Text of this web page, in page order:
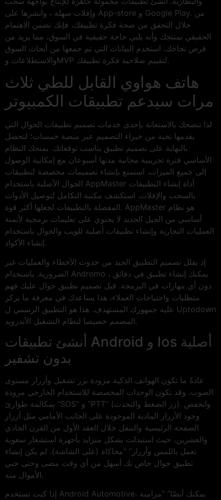
وإفلات سهلة ، وانشرها على App-store و Google Play. من
خلال التحقق من صحة فكرة تطبيقك، فإنك تضمن الاهتمام
الحقيقي بمنتجك وأنه يلبي حاجة حقيقية في السوق، مما يزيد من
فرص نجاحك. استخدم البيانات التي تم جمعها من أبحاث السوق
والاستطلاعات وMVP لتقييم صلاحية فكرة تطبيقك.
هاتف هواوي القابل للطي ثلاث
مرات سيدعم تطبيقات الكمبيوتر
لذا ننصحك بالاستعانة بإحدى خدمات تصميم تطبيقات الجوال التي
يقدمها نخبة من خبراء التصميم عبر منصة خمسات؛ لتحصل
بالنهاية على تصميم تطبيق يناسب توقعاتك. يمنحك النظام
الأساسي فترة تجريبية مجانية مدتها أسبوعان مع إمكانية الوصول
إلى جميع الميزات. استمتع بإنشاء تصميمات مخصصة لتطبيقات
الجوال الأصلية باستخدام AppMaster أداة إنشاء التطبيقات
بالسحب والإفلات. استكشف مكتبة التكامل لتوصيل الأدوات
المفضلة بالتطبيقات لجعلها أكثر قوة. AppMaster هو نظام
أساسي من الجيل الجديد لا يحتوي على تعليمات برمجية لأتمتة
العمليات التجارية وإنشاء تطبيقات أصلية للويب والجوال باستخدام
إنشاء الأكواد.
إذ يقلل تصميم التطبيق الجيد من حدوث الأخطاء والعمليات غير
الضرورية. باستخدام Andromo ، يمكنك إنشاء تطبيق في دقائق
دون أي مهارات في البرمجة. قبل تصميم تطبيق جوال عليك فهم
متطلبات واحتياجات العملاء، هذا يساعدك في معرفة ما يركز
عليه جمهورك المستهدف. هذا هو التطبيق الرسمي ل Uptodown
المصمم خصيصا لنظام التشغيل الأندرويد.
أنشئ تطبيقات Android و Ios أصلية
بدون تشفير
عادةً ما تكون الهواتف الذكية مزودة بزر تشغيل وأزرار مستوى
الصوت. وقد تكون الوحدات المخصصة للاستخدام الخارجي مزودة
بمكالمة طوارئ “SOS” و “PTT” (زر الضغط والتحدث). وانخفض
وجود الأزرار المادية الموجودة على الجانب الأمامي مثل أزرار
الصفحة الرئيسية والتنقل خلال العقد الأول من القرن الحادي
والعشرين، حيث استبدلت بشكل متزايد بأجهزة استشعار سعوية
تعمل باللمس وأزرار” “محاكاة (على الشاشة). لم يكن إنشاء
تطبيق جوال خاص بك أسهل من أي وقت مضى وحتى جني
الأموال منه.
إذا كنت تستخدم Android Automotive، يمكنك أيضًا” “مزامنة